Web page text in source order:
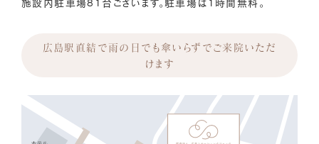
施設内駐車場81台ございます。駐車場は1時間無料。
広島駅直結で雨の日でも傘いらずでご来院いただ
けます